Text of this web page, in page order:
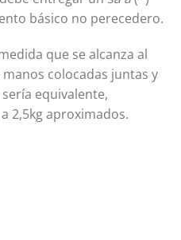
básico no perecedero.
que se alcanza al
colocadas juntas y
equivalente,
2,5kg aproximados.